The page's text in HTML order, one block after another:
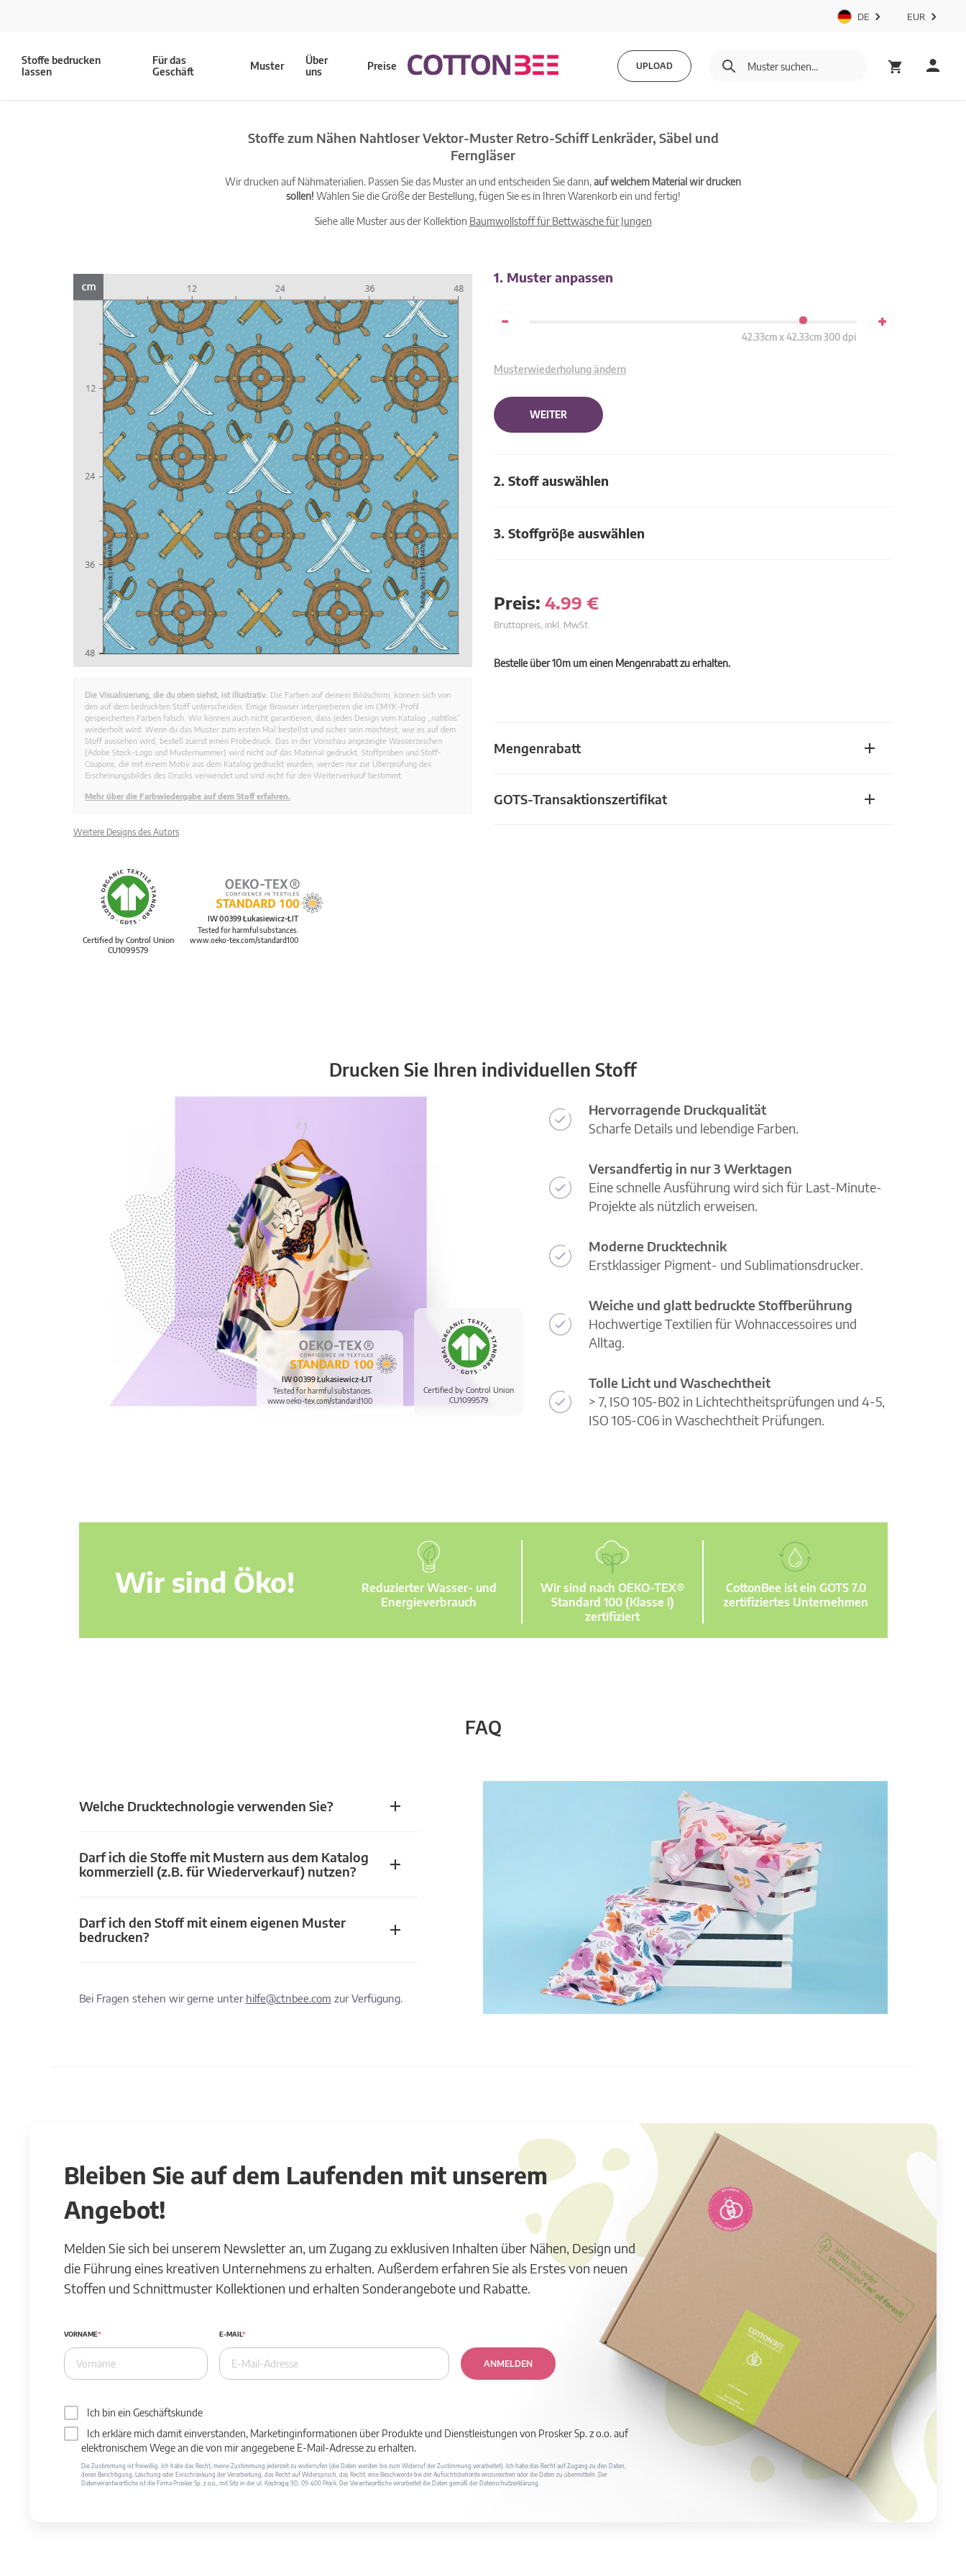
DE EUR
Stoffe bedrucken
lassen
Für das
Geschäft
Muster
Über
uns
Preise UPLOAD
Stoffe zum Nähen Nahtloser Vektor-Muster Retro-Schiff Lenkräder, Säbel und
Ferngläser
Wir drucken auf Nähmaterialien. Passen Sie das Muster an und entscheiden Sie dann,auf welchem Material wir drucken
sollen! Wählen Sie die Größe der Bestellung, fügen Sie es in Ihren Warenkorb ein und fertig!
Siehe alle Muster aus der Kollektion Baumwollstoff für Bettwäsche für Jungen
1. Muster anpassen
-
42.33cm x 42.33cm 300 dpi
+
Musterwiederholung ändern
WEITER
2. Stoff auswählen
3. Stoffgröβe auswählen
Preis: 4.99 €
Bruttopreis, inkl. MwSt.
Bestelle über 10m um einen Mengenrabatt zu erhalten.
Mengenrabatt
GOTS-Transaktionszertifikat
Die Visualisierung, die du oben siehst, ist illustrativ. Die Farben auf deinem Bildschirm, können sich von
den auf dem bedruckten Stoff unterscheiden. Einige Browser interpretieren die im CMYK-Profil
gespeicherten Farben falsch. Wir können auch nicht garantieren, dass jedes Design vom Katalog „nahtlos”
wiederholt wird. Wenn du das Muster zum ersten Mal bestellst und sicher sein möchtest, wie es auf dem
Stoff aussehen wird, bestell zuerst einen Probedruck. Das in der Vorschau angezeigte Wasserzeichen
(Adobe Stock-Logo und Musternummer) wird nicht auf das Material gedruckt. Stoffproben und Stoff-
Coupons, die mit einem Motiv aus dem Katalog gedruckt wurden, werden nur zur Überprüfung des
Erscheinungsbildes des Drucks verwendet und sind nicht für den Weiterverkauf bestimmt.
Mehr über die Farbwiedergabe auf dem Stoff erfahren.
Weitere Designs des Autors
Certified by Control Union
CU1099579
IW 00399 Łukasiewicz-ŁIT
Tested for harmful substances.
www.oeko-tex.com/standard100
Drucken Sie Ihren individuellen Stoff
Certified by Control Union
CU1099579
IW 00399 Łukasiewicz-ŁIT
Tested for harmful substances.
www.oeko-tex.com/standard100
Hervorragende Druckqualität
Scharfe Details und lebendige Farben.
Versandfertig in nur 3 Werktagen
Eine schnelle Ausführung wird sich für Last-Minute-
Projekte als nützlich erweisen.
Moderne Drucktechnik
Erstklassiger Pigment- und Sublimationsdrucker.
Weiche und glatt bedruckte Stoffberührung
Hochwertige Textilien für Wohnaccessoires und
Alltag.
Tolle Licht und Waschechtheit
> 7, ISO 105-B02 in Lichtechtheitsprüfungen und 4-5,
ISO 105-C06 in Waschechtheit Prüfungen.
Wir sind Öko!
Reduzierter Wasser- und
Energieverbrauch
Wir sind nach OEKO-TEX®
Standard 100 (Klasse I)
zertifiziert
CottonBee ist ein GOTS 7.0
zertifiziertes Unternehmen
FAQ
Welche Drucktechnologie verwenden Sie?
Darf ich die Stoffe mit Mustern aus dem Katalog
kommerziell (z.B. für Wiederverkauf) nutzen?
Darf ich den Stoff mit einem eigenen Muster
bedrucken?
Bei Fragen stehen wir gerne unter hilfe@ctnbee.com zur Verfügung.
Bleiben Sie auf dem Laufenden mit unserem
Angebot!
Melden Sie sich bei unserem Newsletter an, um Zugang zu exklusiven Inhalten über Nähen, Design und
die Führung eines kreativen Unternehmens zu erhalten. Außerdem erfahren Sie als Erstes von neuen
Stoffen und Schnittmuster Kollektionen und erhalten Sonderangebote und Rabatte.
VORNAME E-MAIL
ANMELDEN
Ich bin ein Geschäftskunde
Ich erkläre mich damit einverstanden, Marketinginformationen über Produkte und Dienstleistungen von Prosker Sp. z o.o. auf
elektronischem Wege an die von mir angegebene E-Mail-Adresse zu erhalten.
Die Zustimmung ist freiwillig. Ich habe das Recht, meine Zustimmung jederzeit zu widerrufen (die Daten werden bis zum Widerruf der Zustimmung verarbeitet). Ich habe das Recht auf Zugang zu den Daten,
deren Berichtigung, Löschung oder Einschränkung der Verarbeitung, das Recht auf Widerspruch, das Recht, eine Beschwerde bei der Aufsichtsbehörde einzureichen oder die Daten zu übermitteln. Der
Datenverantwortliche ist die Firma Prosker Sp. z o.o., mit Sitz in der ul. Kostrogaj 9D, 09-400 Płock. Der Verantwortliche verarbeitet die Daten gemäß der Datenschutzerklärung.